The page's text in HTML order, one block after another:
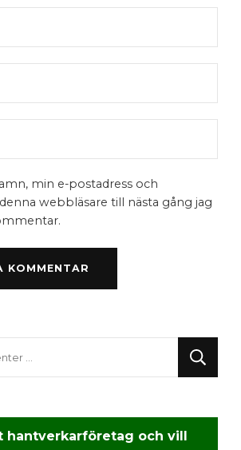
min e-postadress och
webbläsare till nästa gång jag
hantverkarföretag och vill